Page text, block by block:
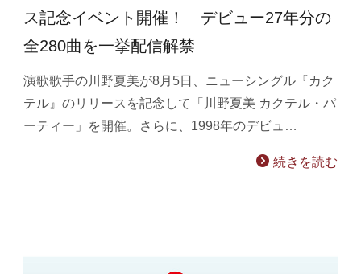
ス記念イベント開催！ デビュー27年分の
全280曲を一挙配信解禁
演歌歌手の川野夏美が8月5日、ニューシングル『カク
テル』のリリースを記念して「川野夏美 カクテル・パ
ーティー」を開催。さらに、1998年のデビュ…
続きを読む